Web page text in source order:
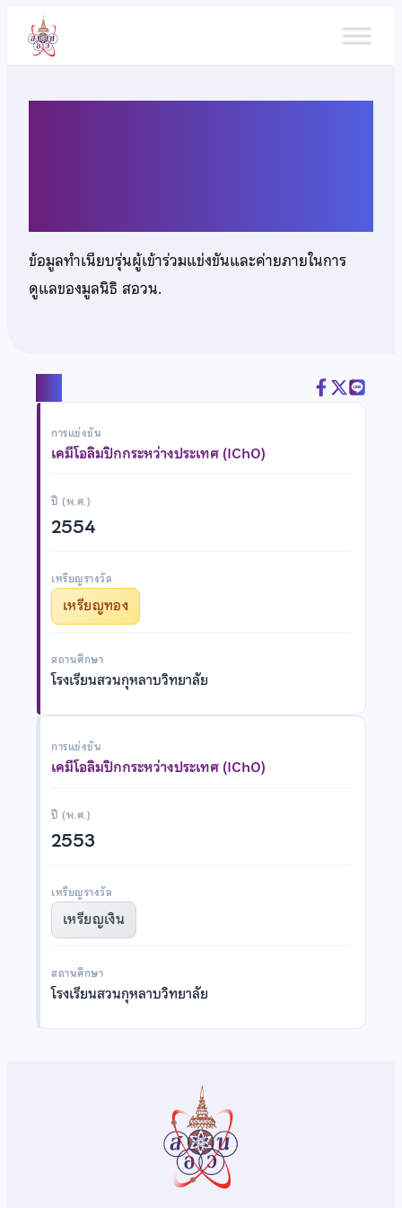
เนื้อหา
ข้อมูลทำเนียบรุ่นผู้เข้าร่วมแข่งขันและค่ายภายในการ
ดูแลของมูลนิธิ สอวน.
การแข่งขัน
เคมีโอลิมปิกกระหว่างประเทศ (IChO)
ปี (พ.ศ.)
2554
เหรียญรางวัล
เหรียญทอง
สถานศึกษา
โรงเรียนสวนกุหลาบวิทยาลัย
การแข่งขัน
เคมีโอลิมปิกกระหว่างประเทศ (IChO)
ปี (พ.ศ.)
2553
เหรียญรางวัล
เหรียญเงิน
สถานศึกษา
โรงเรียนสวนกุหลาบวิทยาลัย